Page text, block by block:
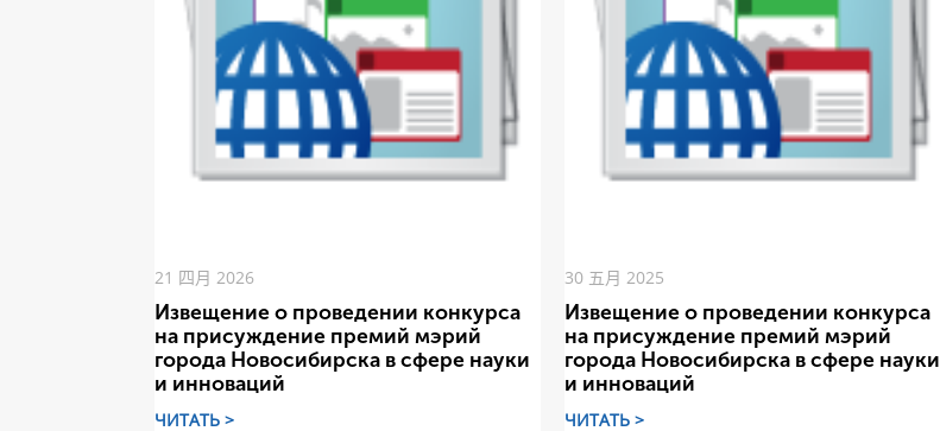
21 四月 2026
Извещение о проведении конкурса
на присуждение премий мэрий
города Новосибирска в сфере науки
и инноваций
ЧИТАТЬ >
30 五月 2025
Извещение о проведении конкурса
на присуждение премий мэрий
города Новосибирска в сфере науки
и инноваций
ЧИТАТЬ >